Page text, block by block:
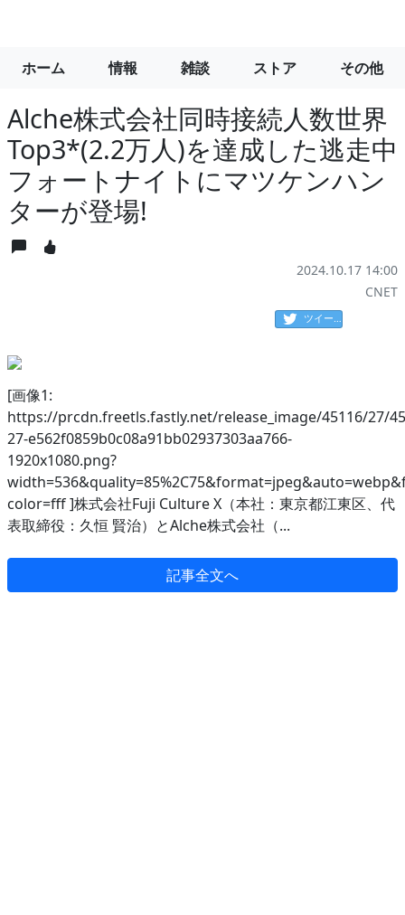
ホーム 情報 雑談 ストア その他
Alche株式会社同時接続人数世界
Top3*(2.2万人)を達成した逃走中
フォートナイトにマツケンハン
ターが登場!
2024.10.17 14:00
CNET
ツイート
[画像1:
https://prcdn.freetls.fastly.net/release_image/45116/27/
27-e562f0859b0c08a91bb02937303aa766-
1920x1080.png?
color=fff ]株式会社Fuji Culture X（本社：東京都江東区、代
表取締役：久恒 賢治）とAlche株式会社（...
記事全文へ